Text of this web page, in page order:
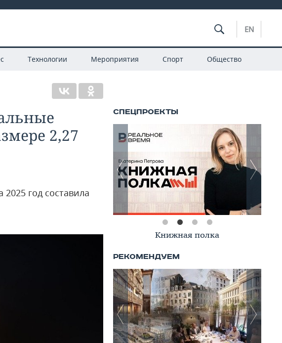
EN
Технологии Мероприятия Спорт Общество
2,27
год составила
Книжная полка